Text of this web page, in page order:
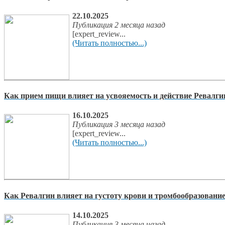
22.10.2025
Публикация 2 месяца назад
[expert_review...
(Читать полностью...)
Как прием пищи влияет на усвояемость и действие
16.10.2025
Публикация 3 месяца назад
[expert_review...
(Читать полностью...)
Как Ревалгин влияет на густоту крови и тромбообразование
14.10.2025